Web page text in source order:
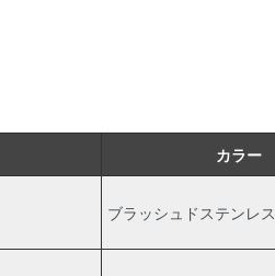
カラー
ブラッシュドステンレス